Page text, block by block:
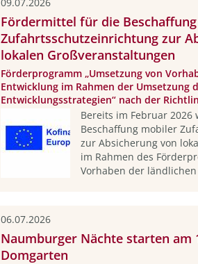
Fördermittel für die
Zufahrtsschutzeinrichtung zur
lokalen Großveranstaltungen
Förderprogramm „Umsetzung von
Entwicklung im Rahmen der Umsetzung
Entwicklungsstrategien“ nach der
Bereits im Februar 2026
Beschaffung mobiler
zur Absicherung von
im Rahmen des
Vorhaben der
06.07.2026
Naumburger Nächte starten am
Domgarten